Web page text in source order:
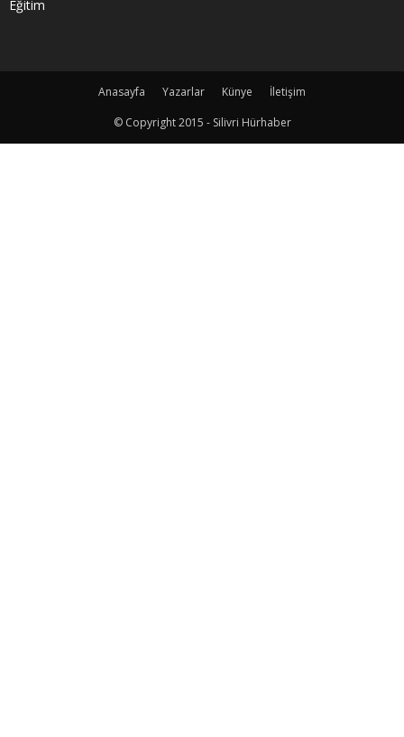
Eğitim
Anasayfa Yazarlar Künye
İletişim
© Copyright 2015 - Silivri Hürhaber